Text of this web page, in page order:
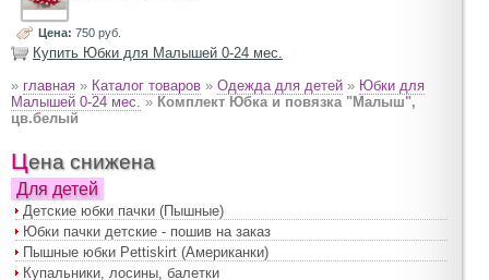
Цена: 750 руб.
Купить Юбки для Малышей 0-24 мес.
» главная » Каталог товаров » Одежда для детей » Юбки для
Малышей 0-24 мес. » Комплект Юбка и повязка "Малыш",
цв.белый
Цена снижена
Для детей
Детские юбки пачки (Пышные)
Юбки пачки детские - пошив на заказ
Пышные юбки Pettiskirt (Американки)
Купальники, лосины, балетки